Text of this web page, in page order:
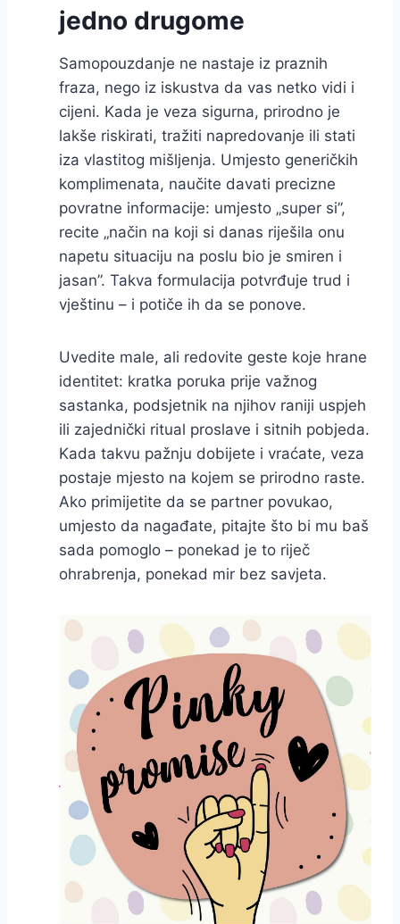
jedno drugome
Samopouzdanje ne nastaje iz praznih
fraza, nego iz iskustva da vas netko vidi i
cijeni. Kada je veza sigurna, prirodno je
lakše riskirati, tražiti napredovanje ili stati
iza vlastitog mišljenja. Umjesto generičkih
komplimenata, naučite davati precizne
povratne informacije: umjesto „super si”,
recite „način na koji si danas riješila onu
napetu situaciju na poslu bio je smiren i
jasan”. Takva formulacija potvrđuje trud i
vještinu – i potiče ih da se ponove.
Uvedite male, ali redovite geste koje hrane
identitet: kratka poruka prije važnog
sastanka, podsjetnik na njihov raniji uspjeh
ili zajednički ritual proslave i sitnih pobjeda.
Kada takvu pažnju dobijete i vraćate, veza
postaje mjesto na kojem se prirodno raste.
Ako primijetite da se partner povukao,
umjesto da nagađate, pitajte što bi mu baš
sada pomoglo – ponekad je to riječ
ohrabrenja, ponekad mir bez savjeta.